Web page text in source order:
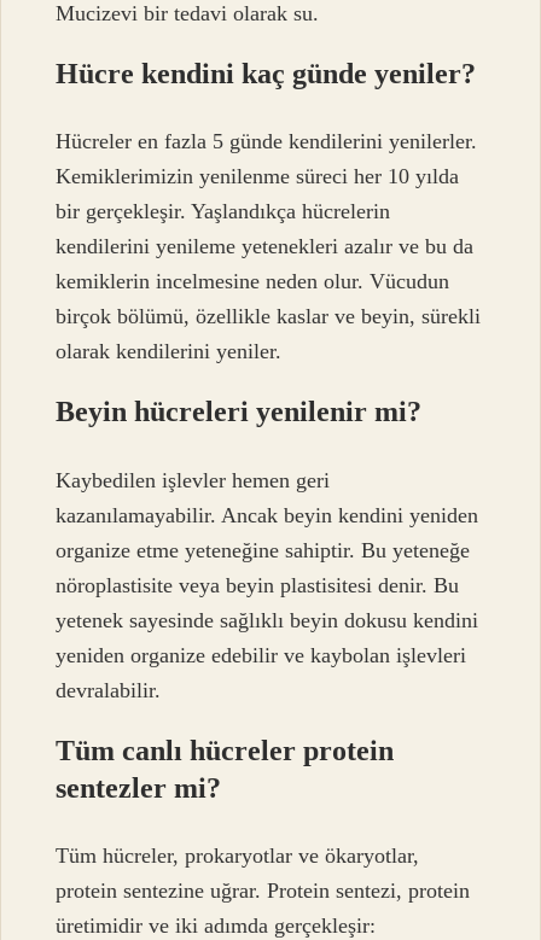
Mucizevi bir tedavi olarak su.
Hücre kendini kaç günde yeniler?
Hücreler en fazla 5 günde kendilerini yenilerler.
Kemiklerimizin yenilenme süreci her 10 yılda
bir gerçekleşir. Yaşlandıkça hücrelerin
kendilerini yenileme yetenekleri azalır ve bu da
kemiklerin incelmesine neden olur. Vücudun
birçok bölümü, özellikle kaslar ve beyin, sürekli
olarak kendilerini yeniler.
Beyin hücreleri yenilenir mi?
Kaybedilen işlevler hemen geri
kazanılamayabilir. Ancak beyin kendini yeniden
organize etme yeteneğine sahiptir. Bu yeteneğe
nöroplastisite veya beyin plastisitesi denir. Bu
yetenek sayesinde sağlıklı beyin dokusu kendini
yeniden organize edebilir ve kaybolan işlevleri
devralabilir.
Tüm canlı hücreler protein
sentezler mi?
Tüm hücreler, prokaryotlar ve ökaryotlar,
protein sentezine uğrar. Protein sentezi, protein
üretimidir ve iki adımda gerçekleşir: